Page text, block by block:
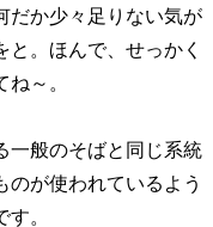
か少々足りない気が
。ほんで、せっかく
～。
般のそばと同じ系統
が使われているよう
。